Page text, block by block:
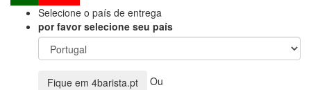
Selecione o país de entrega
por favor selecione seu país
Fique em 4barista.pt Ou